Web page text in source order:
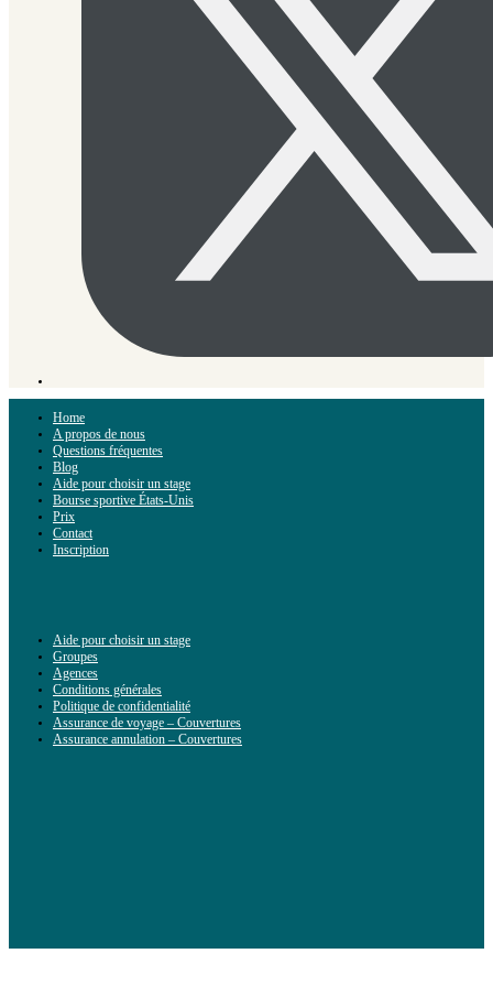
Home
A propos de nous
Questions fréquentes
Blog
Aide pour choisir un stage
Bourse sportive États-Unis
Prix
Contact
Inscription
Aide pour choisir un stage
Groupes
Agences
Conditions générales
Politique de confidentialité
Assurance de voyage – Couvertures
Assurance annulation – Couvertures